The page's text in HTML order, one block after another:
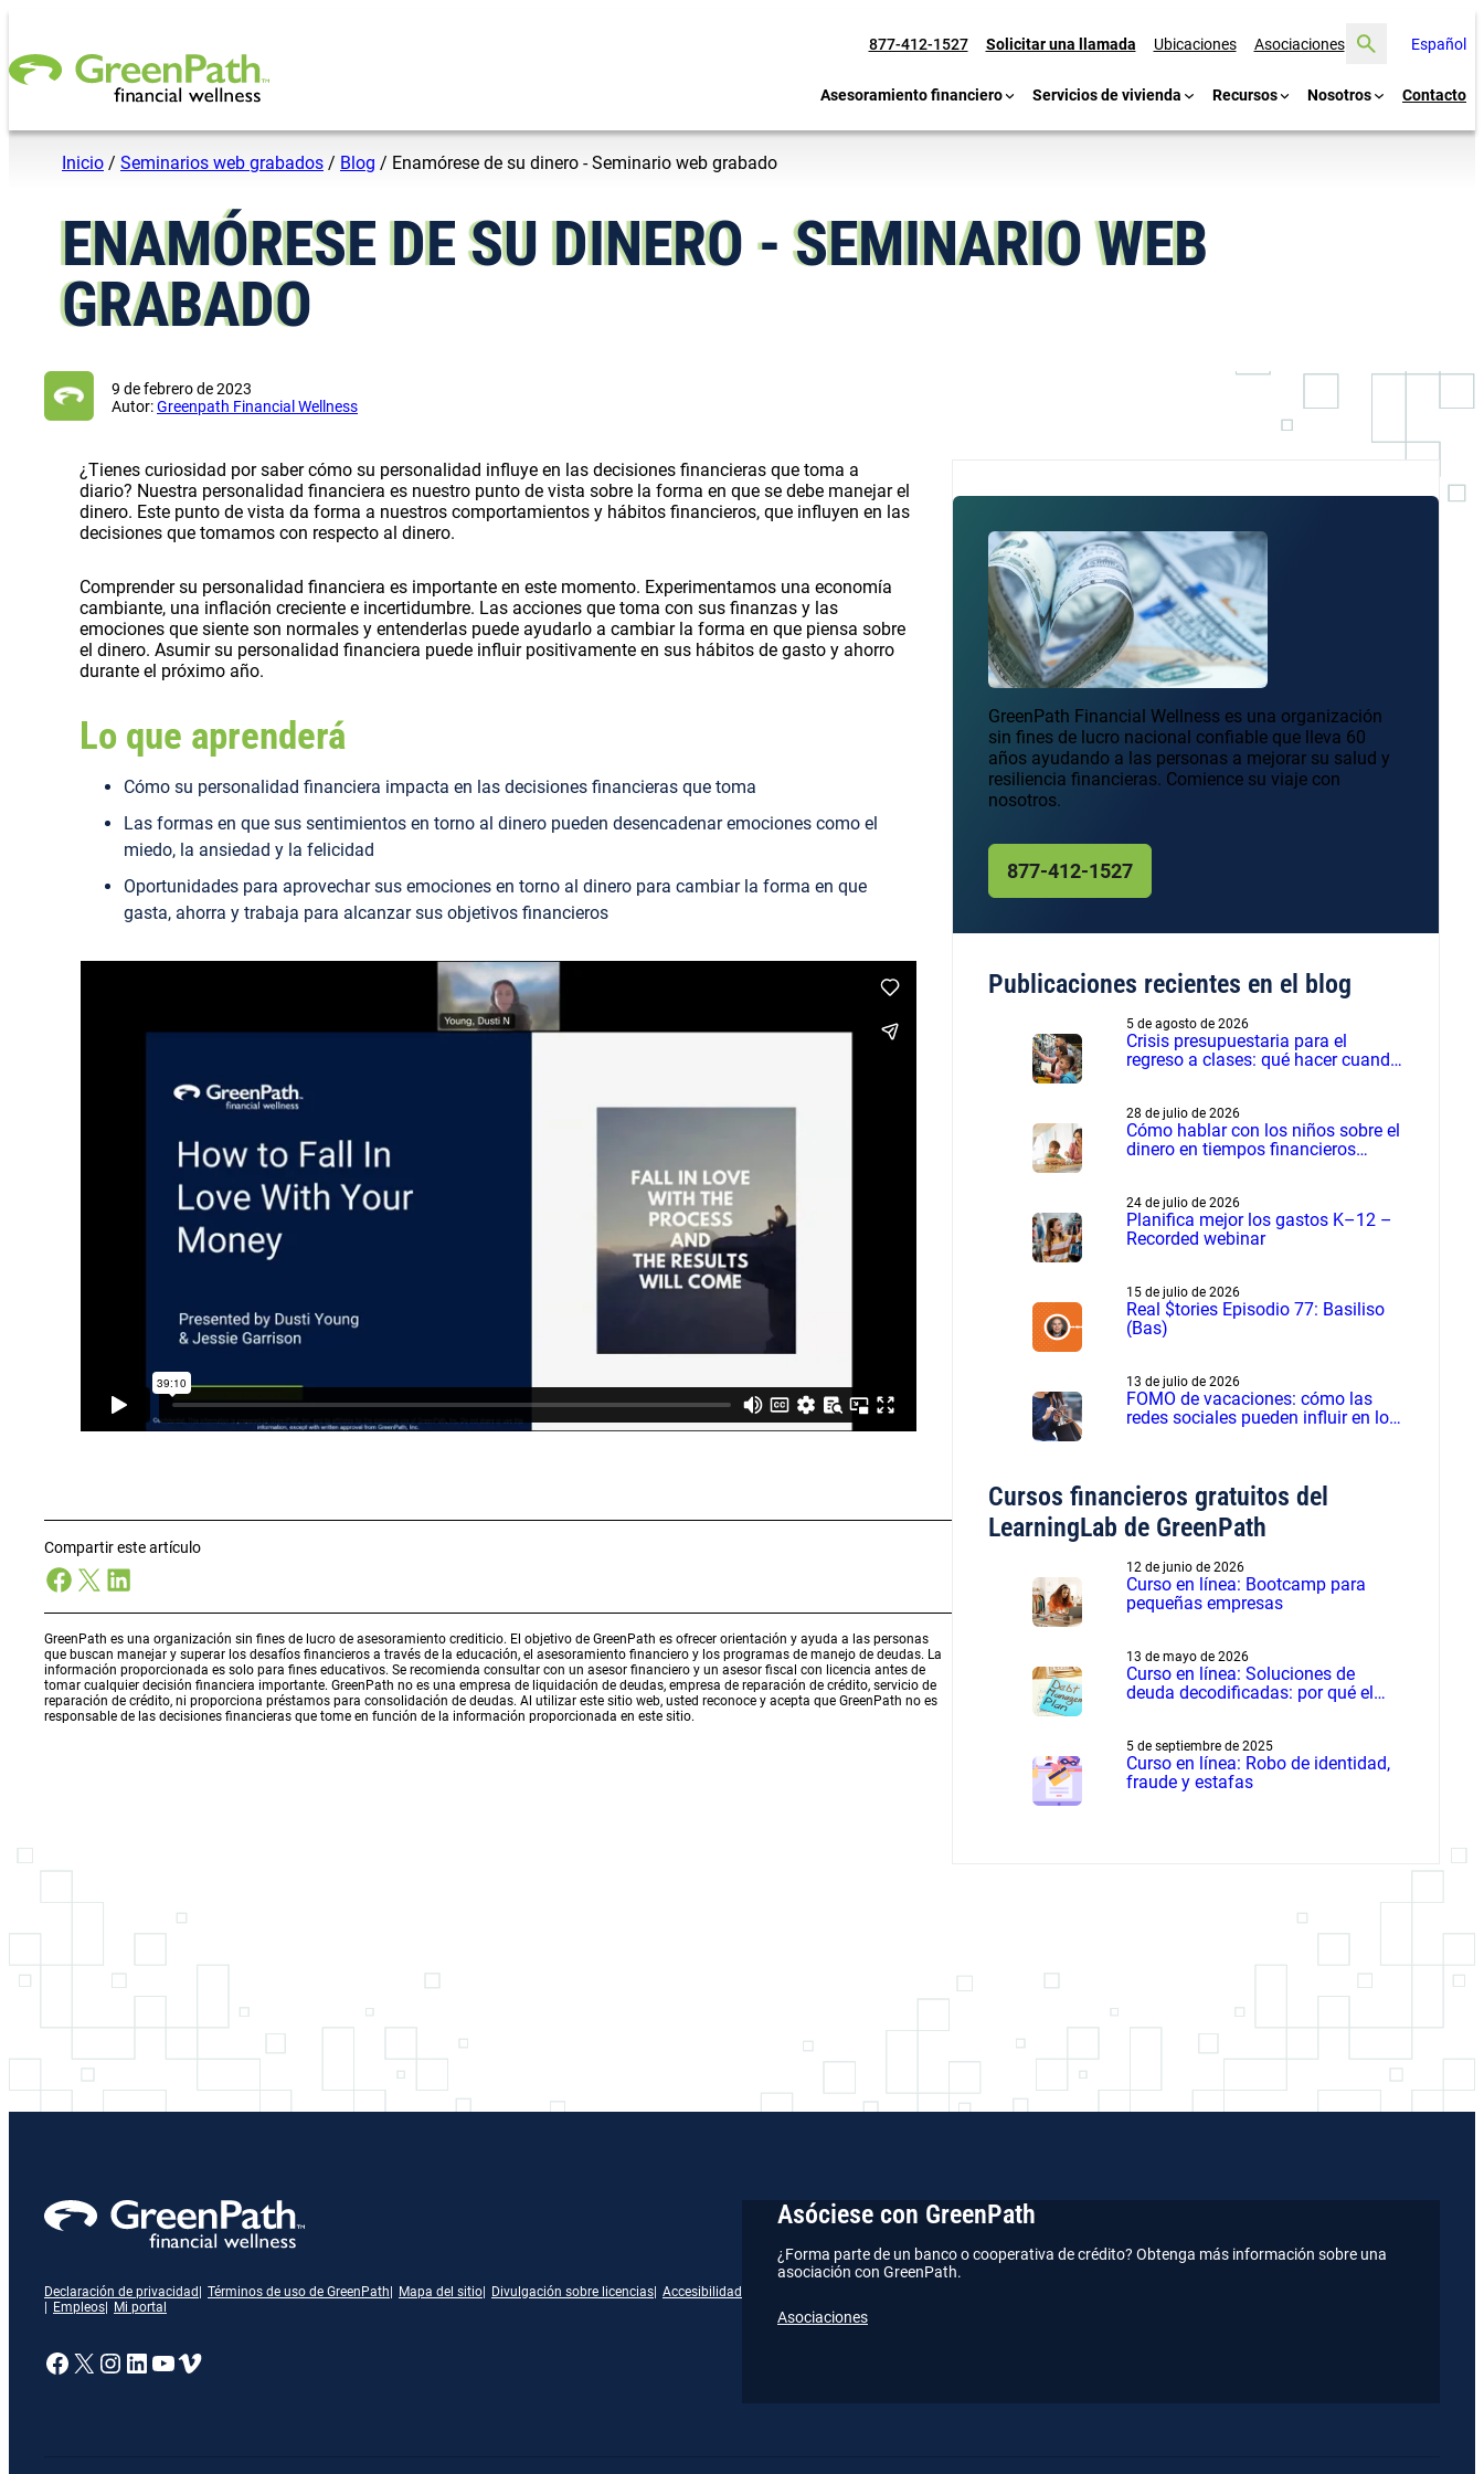
Español
877-412-1527 Solicitar una llamada Ubicaciones Asociaciones
Buscar
Asesoramiento financiero Servicios de vivienda Recursos Nosotros Contacto
Inicio / Seminarios web grabados / Blog / Enamórese de su dinero - Seminario web grabado
ENAMÓRESE DE SU DINERO - SEMINARIO WEB
GRABADO
9 de febrero de 2023
Autor:Greenpath Financial Wellness
¿Tienes curiosidad por saber cómo su personalidad influye en las decisiones financieras que toma a
diario? Nuestra personalidad financiera es nuestro punto de vista sobre la forma en que se debe manejar el
dinero. Este punto de vista da forma a nuestros comportamientos y hábitos financieros, que influyen en las
decisiones que tomamos con respecto al dinero.
Comprender su personalidad financiera es importante en este momento. Experimentamos una economía
cambiante, una inflación creciente e incertidumbre. Las acciones que toma con sus finanzas y las
emociones que siente son normales y entenderlas puede ayudarlo a cambiar la forma en que piensa sobre
el dinero. Asumir su personalidad financiera puede influir positivamente en sus hábitos de gasto y ahorro
durante el próximo año.
Lo que aprenderá
Cómo su personalidad financiera impacta en las decisiones financieras que toma
Las formas en que sus sentimientos en torno al dinero pueden desencadenar emociones como el
miedo, la ansiedad y la felicidad
Oportunidades para aprovechar sus emociones en torno al dinero para cambiar la forma en que
gasta, ahorra y trabaja para alcanzar sus objetivos financieros
Compartir este artículo
Facebook
X LinkedIn
GreenPath es una organización sin fines de lucro de asesoramiento crediticio. El objetivo de GreenPath es ofrecer orientación y ayuda a las personas
que buscan manejar y superar los desafíos financieros a través de la educación, el asesoramiento financiero y los programas de manejo de deudas. La
información proporcionada es solo para fines educativos. Se recomienda consultar con un asesor financiero y un asesor fiscal con licencia antes de
tomar cualquier decisión financiera importante. GreenPath no es una empresa de liquidación de deudas, empresa de reparación de crédito, servicio de
reparación de crédito, ni proporciona préstamos para consolidación de deudas. Al utilizar este sitio web, usted reconoce y acepta que GreenPath no es
responsable de las decisiones financieras que tome en función de la información proporcionada en este sitio.
GreenPath Financial Wellness es una organización
sin fines de lucro nacional confiable que lleva 60
años ayudando a las personas a mejorar su salud y
resiliencia financieras. Comience su viaje con
nosotros.
877-412-1527
Publicaciones recientes en el blog
5 de agosto de 2026
Crisis presupuestaria para el
regreso a clases: qué hacer cuando
28 de julio de 2026
Cómo hablar con los niños sobre el
dinero en tiempos financieros
24 de julio de 2026
Planifica mejor los gastos K–12 –
Recorded webinar
15 de julio de 2026
Real $tories Episodio 77: Basiliso
(Bas)
13 de julio de 2026
FOMO de vacaciones: cómo las
redes sociales pueden influir en los
Cursos financieros gratuitos del
LearningLab de GreenPath
12 de junio de 2026
Curso en línea: Bootcamp para
pequeñas empresas
13 de mayo de 2026
Curso en línea: Soluciones de
deuda decodificadas: por qué el
5 de septiembre de 2025
Curso en línea: Robo de identidad,
fraude y estafas
Declaración de privacidad Términos de uso de GreenPath Mapa del sitio Divulgación sobre licencias Accesibilidad
Empleos
Mi portal
Enlace a nuestra página de Facebook
X Enlace a nuestra página de Instagram
Enlace a nuestra página de LinkedIn
Enlace a nuestra página de YouTube
Vimeo
Asóciese con GreenPath
¿Forma parte de un banco o cooperativa de crédito? Obtenga más información sobre una
asociación con GreenPath.
Asociaciones